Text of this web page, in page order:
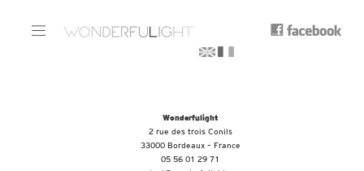
Wonderfulight
2 rue des trois Conils
33000 Bordeaux – France
05 56 01 29 71